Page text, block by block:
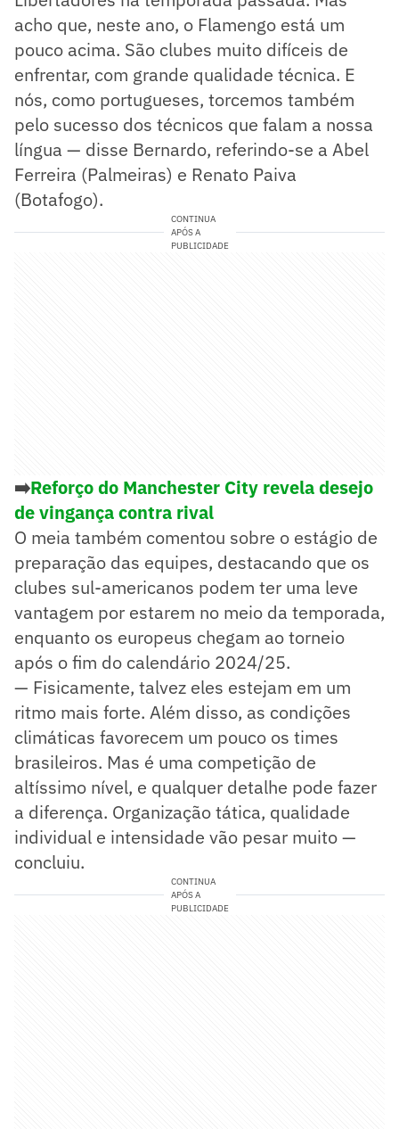
acho que, neste ano, o Flamengo está um
pouco acima. São clubes muito difíceis de
enfrentar, com grande qualidade técnica. E
nós, como portugueses, torcemos também
pelo sucesso dos técnicos que falam a nossa
língua — disse Bernardo, referindo-se a Abel
Ferreira (Palmeiras) e Renato Paiva
(Botafogo).
CONTINUA
APÓS A
PUBLICIDADE
➡️Reforço do Manchester City revela desejo
de vingança contra rival
O meia também comentou sobre o estágio de
preparação das equipes, destacando que os
clubes sul-americanos podem ter uma leve
vantagem por estarem no meio da temporada,
enquanto os europeus chegam ao torneio
após o fim do calendário 2024/25.
— Fisicamente, talvez eles estejam em um
ritmo mais forte. Além disso, as condições
climáticas favorecem um pouco os times
brasileiros. Mas é uma competição de
altíssimo nível, e qualquer detalhe pode fazer
a diferença. Organização tática, qualidade
individual e intensidade vão pesar muito —
concluiu.
CONTINUA
APÓS A
PUBLICIDADE